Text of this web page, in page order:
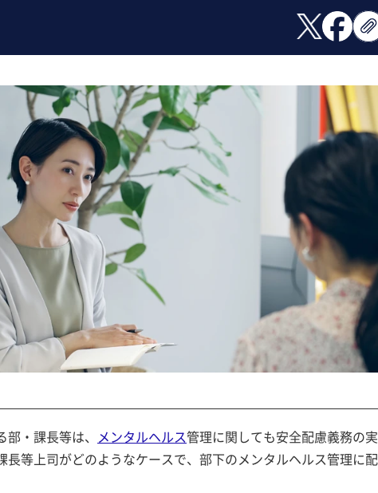
・課長等は、 メンタルヘルス管理に関しても安全配慮義務の
等上司がどのようなケースで、部下のメンタルヘルス管理に